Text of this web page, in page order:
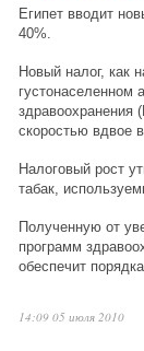
Египет вводит
40%.
Новый налог, как
густонаселенном
здравоохранения
скоростью вдвое
Налоговый рост
табак,
Полученную от
программ
обеспечит
14:09 05 июля 2010